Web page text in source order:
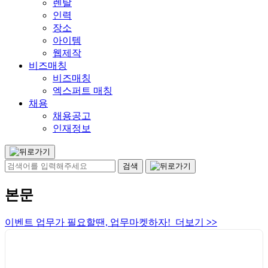
렌탈
인력
장소
아이템
웹제작
비즈매칭
비즈매칭
엑스퍼트 매칭
채용
채용공고
인재정보
본문
이벤트 업무가 필요할땐, 업무마켓하자! 더보기 >>